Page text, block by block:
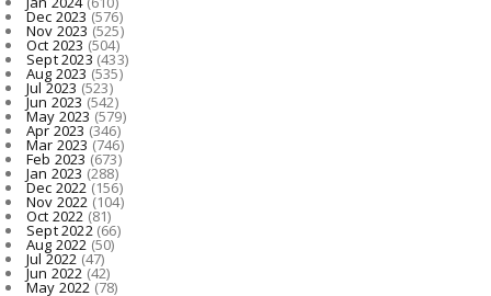
Dec 2023(576)
Nov 2023 (525)
Oct 2023 (504)
Sept 2023 (433)
Aug 2023 (535)
Jul 2023 (523)
Jun 2023(542)
May 2023(579)
Apr 2023 (346)
Mar 2023 (746)
Feb 2023 (673)
Jan 2023 (288)
Dec 2022(156)
Nov 2022 (104)
Oct 2022 (81)
Sept 2022(66)
Aug 2022 (50)
Jul 2022 (47)
Jun 2022(42)
May 2022(78)